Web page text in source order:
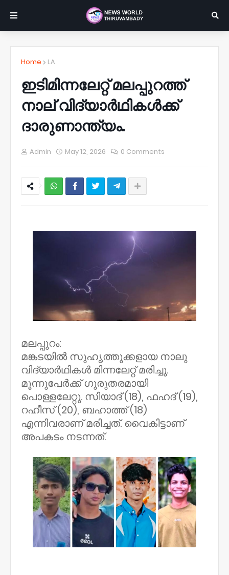
Home LA
ഇടിമിന്നലേറ്റ് മലപ്പുറത്ത്
നാല് വിദ്യാർഥികൾക്ക്
ദാരുണാന്ത്യം.
Admin May 12, 2026 0 Comments
മലപ്പുറം:
മങ്കടയിൽ സുഹൃത്തുക്കളായ നാലു
വിദ്യാർഥികൾ മിന്നലേറ്റ് മരിച്ചു.
മൂന്നുപേർക്ക് ഗുരുതരമായി
പൊള്ളലേറ്റു. സിയാദ് (18), ഫഹദ് (19),
റഹീസ് (20), ബഹാത്ത് (18)
എന്നിവരാണ് മരിച്ചത്. വൈകിട്ടാണ്
അപകടം നടന്നത്.